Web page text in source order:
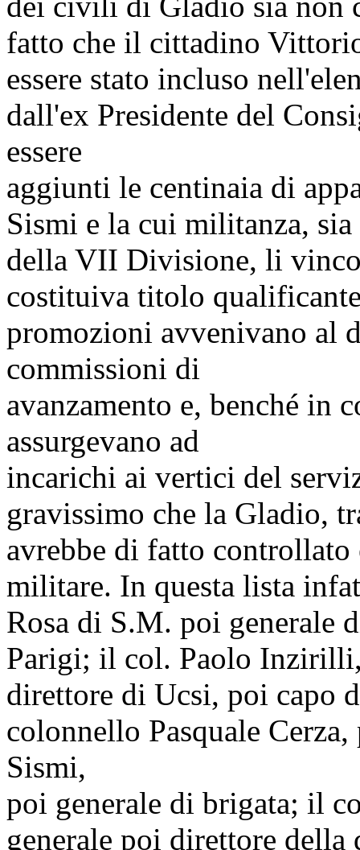
fatto che il cittadino
essere stato incluso
dall'ex Presidente del
essere
aggiunti le centinaia di
Sismi e la cui militanza,
della VII Divisione, li
costituiva titolo
promozioni avvenivano al
commissioni di
avanzamento e, benché in
assurgevano ad
incarichi ai vertici del
gravissimo che la Gladio,
avrebbe di fatto
militare. In questa lista
Rosa di S.M. poi generale
Parigi; il col. Paolo
direttore di Ucsi, poi capo
colonnello Pasquale
Sismi,
poi generale di brigata; il
generale poi direttore